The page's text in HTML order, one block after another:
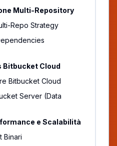
Multi-Repository
Repo Strategy
Bitbucket Cloud
Bitbucket Cloud
Server (Data
e Scalabilità
Binari